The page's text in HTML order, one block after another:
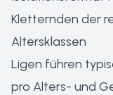
Kletternden der
Altersklassen
Ligen führen
pro Alters- und